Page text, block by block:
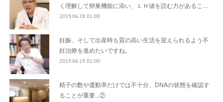
く理解して卵巣機能に添い、ＬＨ値を読む力があるこ…
2019.06.28 01:00
妊娠、そして出産時も質の高い生活を迎えられるよう不
妊治療を進めたいですね。
2019.06.19 01:00
精子の数や運動率だけでは不十分、DNAの状態を確認す
ることが重要...②